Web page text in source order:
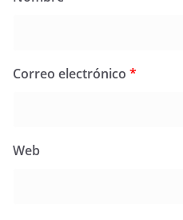
Correo electrónico *
Web